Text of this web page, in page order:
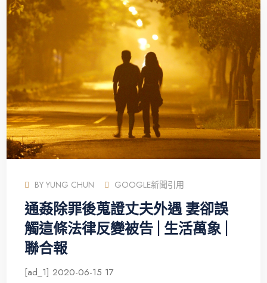
BYYUNG CHUN GOOGLE新聞引用
通姦除罪後蒐證丈夫外遇 妻卻誤
觸這條法律反變被告 | 生活萬象 |
聯合報
[ad_1] 2020-06-15 17